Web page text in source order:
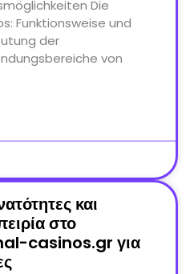
Die
Funktionsweise und
der
von
και
στο
casinos.gr για